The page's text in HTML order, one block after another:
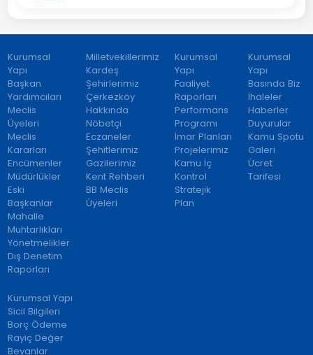
Kurumsal
Yapı
Başkan
Yardımcıları
Meclis
Üyeleri
Meclis
Kararları
Encümenler
Müdürlükler
Eski
Başkanlar
Mahalle
Muhtarlıkları
Yönetmelikler
Dış Denetim
Raporları
Milletvekillerimiz
Kardeş
Şehirlerimiz
Çerkezköy
Hakkında
Nöbetçi
Eczaneler
Şehitlerimiz
Gazilerimiz
Kent Rehberi
BB Meclis
Üyeleri
Kurumsal
Yapı
Faaliyet
Raporları
Performans
Programı
İmar Planları
Projelerimiz
Kamu İç
Kontrol
Stratejik
Plan
Kurumsal
Yapı
Basında Biz
İhaleler
Haberler
Duyurular
Kamu Spotu
Galeri
Ücret
Tarifesi
Kurumsal Yapı
Sicil Bilgileri
Borç Ödeme
Rayiç Değer
Beyanlar